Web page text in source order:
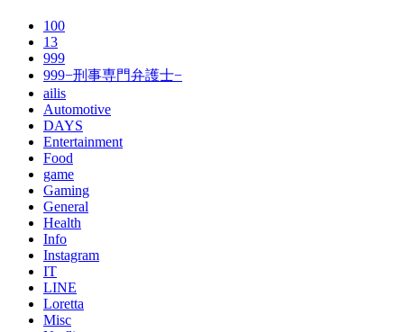
100
13
999
999−刑事専門弁護士−
ailis
Automotive
DAYS
Entertainment
Food
game
Gaming
General
Health
Info
Instagram
IT
LINE
Loretta
Misc